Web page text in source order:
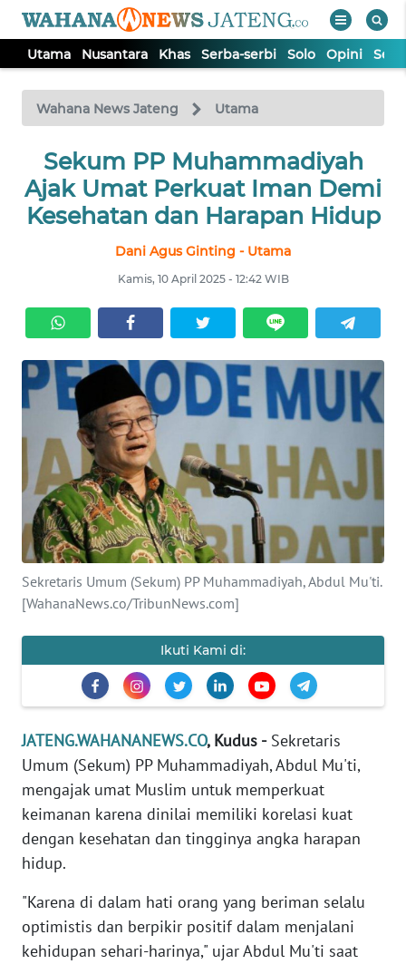
Utama Nusantara Khas Serba-serbi Solo Opini
Wahana News Jateng Utama
Sekum PP Muhammadiyah
Ajak Umat Perkuat Iman Demi
Kesehatan dan Harapan Hidup
Dani Agus Ginting - Utama
Kamis, 10 April 2025 - 12:42 WIB
Sekretaris Umum (Sekum) PP Muhammadiyah, Abdul Mu'ti.
[WahanaNews.co/TribunNews.com]
Ikuti Kami di:
JATENG.WAHANANEWS.CO, Kudus -Sekretaris
Umum (Sekum) PP Muhammadiyah, Abdul Mu'ti,
mengajak umat Muslim untuk memperkuat
keimanan karena dinilai memiliki korelasi kuat
dengan kesehatan dan tingginya angka harapan
hidup.
"Karena di dalam hati orang yang beriman selalu
optimistis dan berpikir positif dalam menjalani
kehidupan sehari-harinya," ujar Abdul Mu'ti saat
TV
Tutup
UTAMA
NUSANTARA
SERBA-
SERBI
SOLO
OPINI
SEMARANG
BOROBUDUR
Informasi
BERITA
KAMI
INFO
IKLAN
TENTANG
KAMI
MEDIA
SIBER